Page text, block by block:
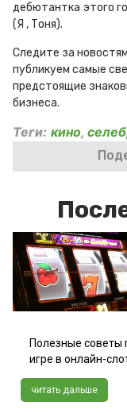
дебютантка этого
(Я , Тоня).
Следите за
публикуем самые
предстоящие
бизнеса.
Теги: кино,
Полезные советы
игре в онлайн-
читать дальше